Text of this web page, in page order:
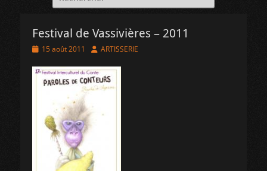
Festival de Vassivières – 2011
Posted15 août 2011 Author
ARTISSERIE